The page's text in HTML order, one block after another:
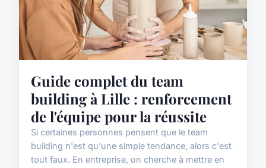
Guide complet du team
building à Lille : renforcement
de l'équipe pour la réussite
Si certaines personnes pensent que le team
building n'est qu'une simple tendance, alors c'est
tout faux. En entreprise, on cherche à mettre en